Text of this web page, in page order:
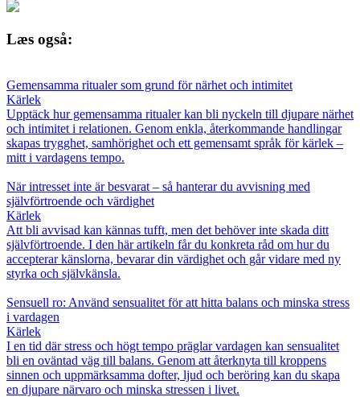
Læs også:
Gemensamma ritualer som grund för närhet och intimitet
Kärlek
Upptäck hur gemensamma ritualer kan bli nyckeln till djupare närhet
och intimitet i relationen. Genom enkla, återkommande handlingar
skapas trygghet, samhörighet och ett gemensamt språk för kärlek –
mitt i vardagens tempo.
När intresset inte är besvarat – så hanterar du avvisning med
självförtroende och värdighet
Kärlek
Att bli avvisad kan kännas tufft, men det behöver inte skada ditt
självförtroende. I den här artikeln får du konkreta råd om hur du
accepterar känslorna, bevarar din värdighet och går vidare med ny
styrka och självkänsla.
Sensuell ro: Använd sensualitet för att hitta balans och minska stress
i vardagen
Kärlek
I en tid där stress och högt tempo präglar vardagen kan sensualitet
bli en oväntad väg till balans. Genom att återknyta till kroppens
sinnen och uppmärksamma dofter, ljud och beröring kan du skapa
en djupare närvaro och minska stressen i livet.